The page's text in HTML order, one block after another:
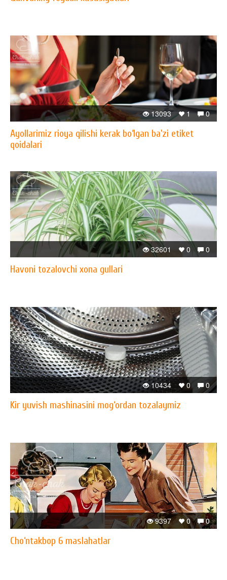
0
1
13093
Ayollarimiz rioya qilishi kerak bo‘lgan ba’zi etiket
qoidalari
0
0
32601
Havoni tozalovchi xona gullari
0
0
10434
Kir yuvish mashinasini mog‘ordan tozalaymiz
0
0
9397
Cho‘ntakbop 6 maslahatlar